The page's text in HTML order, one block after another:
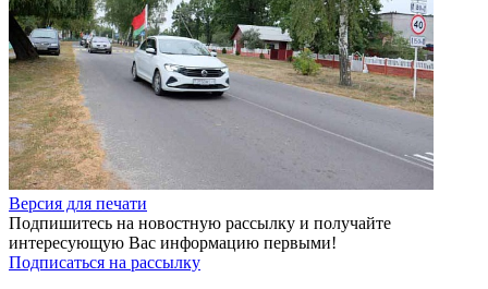
Версия для печати
Подпишитесь на новостную рассылку и получайте
интересующую Вас информацию первыми!
Подписаться на рассылку